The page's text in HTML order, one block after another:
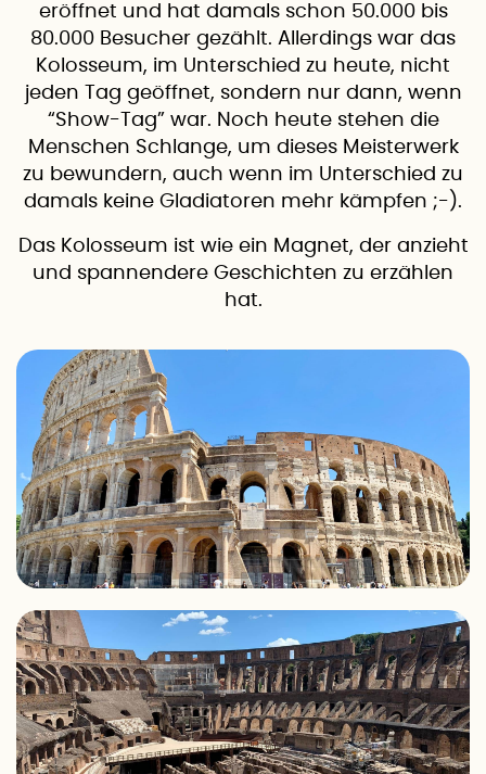
eröffnet und hat damals schon 50.000 bis
80.000 Besucher gezählt. Allerdings war das
Kolosseum, im Unterschied zu heute, nicht
jeden Tag geöffnet, sondern nur dann, wenn
“Show-Tag” war. Noch heute stehen die
Menschen Schlange, um dieses Meisterwerk
zu bewundern, auch wenn im Unterschied zu
damals keine Gladiatoren mehr kämpfen ;-).
Das Kolosseum ist wie ein Magnet, der anzieht
und spannendere Geschichten zu erzählen
hat.